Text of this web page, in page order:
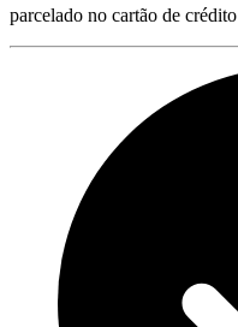
parcelado no cartão de crédito